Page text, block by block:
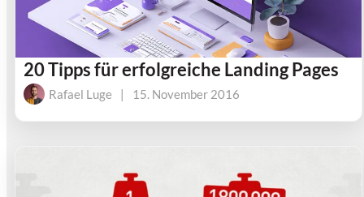
20 Tipps für erfolgreiche Landing Pages
Rafael Luge | 15. November 2016